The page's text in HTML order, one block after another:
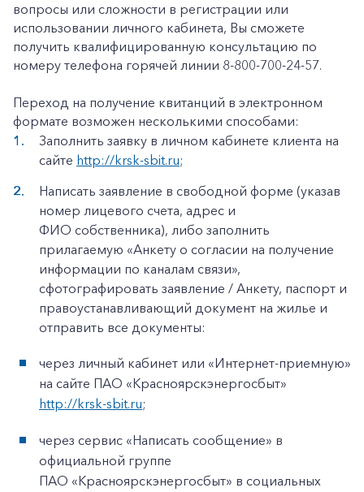
вопросы или сложности в регистрации или
использовании личного кабинета, Вы сможете
получить квалифицированную консультацию по
номеру телефона горячей линии 8-800-700-24-57.
Переход на получение квитанций в электронном
формате возможен несколькими способами:
Заполнить заявку в личном кабинете клиента на
сайте http://krsk-sbit.ru;
Написать заявление в свободной форме (указав
номер лицевого счета, адрес и
ФИО собственника), либо заполнить
прилагаемую «Анкету о согласии на получение
информации по каналам связи»,
сфотографировать заявление / Анкету, паспорт и
правоустанавливающий документ на жилье и
отправить все документы:
через личный кабинет или «Интернет-приемную»
на сайте ПАО «Красноярскэнергосбыт»
http://krsk-sbit.ru;
через сервис «Написать сообщение» в
официальной группе
ПАО «Красноярскэнергосбыт» в социальных